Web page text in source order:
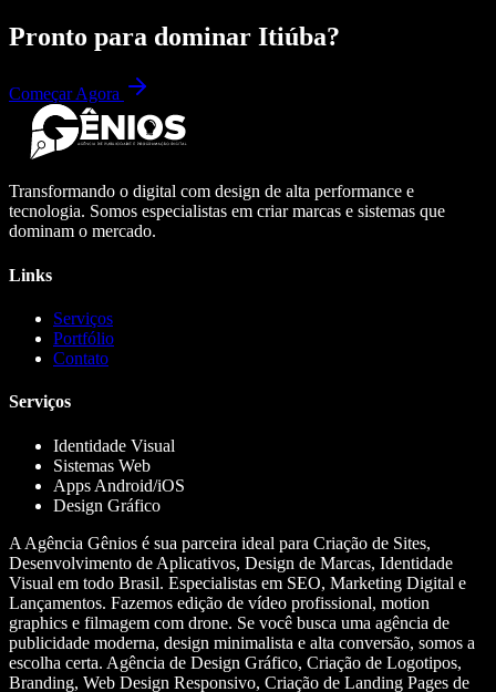
Pronto para dominar Itiúba?
Começar Agora
Transformando o digital com design de alta performance e
tecnologia. Somos especialistas em criar marcas e sistemas que
dominam o mercado.
Links
Serviços
Portfólio
Contato
Serviços
Identidade Visual
Sistemas Web
Apps Android/iOS
Design Gráfico
A Agência Gênios é sua parceira ideal para Criação de Sites,
Desenvolvimento de Aplicativos, Design de Marcas, Identidade
Visual em todo Brasil. Especialistas em SEO, Marketing Digital e
Lançamentos. Fazemos edição de vídeo profissional, motion
graphics e filmagem com drone. Se você busca uma agência de
publicidade moderna, design minimalista e alta conversão, somos a
escolha certa. Agência de Design Gráfico, Criação de Logotipos,
Branding, Web Design Responsivo, Criação de Landing Pages de